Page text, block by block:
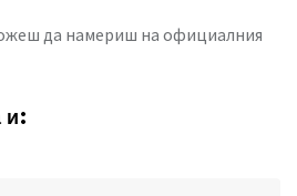
да намериш на официалния
и: